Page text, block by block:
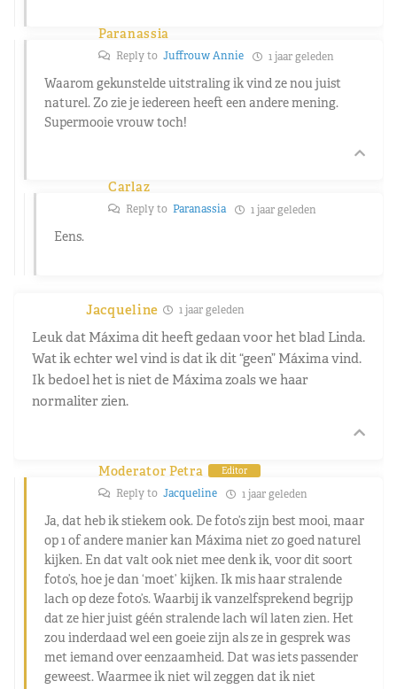
Paranassia
Reply to Juffrouw Annie 1 jaar geleden
Waarom gekunstelde uitstraling ik vind ze nou juist
naturel. Zo zie je iedereen heeft een andere mening.
Supermooie vrouw toch!
Carlaz
Reply to Paranassia 1 jaar geleden
Eens.
Jacqueline 1 jaar geleden
Leuk dat Máxima dit heeft gedaan voor het blad Linda.
Wat ik echter wel vind is dat ik dit “geen” Máxima vind.
Ik bedoel het is niet de Máxima zoals we haar
normaliter zien.
Moderator Petra Editor
Reply to Jacqueline 1 jaar geleden
Ja, dat heb ik stiekem ook. De foto’s zijn best mooi, maar
op 1 of andere manier kan Máxima niet zo goed naturel
kijken. En dat valt ook niet mee denk ik, voor dit soort
foto’s, hoe je dan ‘moet’ kijken. Ik mis haar stralende
lach op deze foto’s. Waarbij ik vanzelfsprekend begrijp
dat ze hier juist géén stralende lach wíl laten zien. Het
zou inderdaad wel een goeie zijn als ze in gesprek was
met iemand over eenzaamheid. Dat was iets passender
geweest. Waarmee ik niet wil zeggen dat ik niet